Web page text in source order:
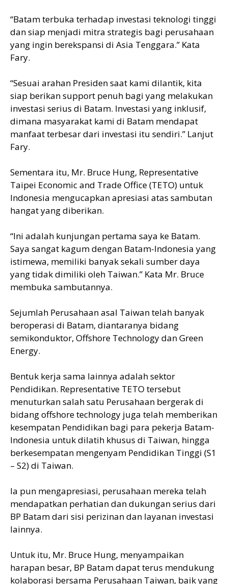
“Batam terbuka terhadap investasi teknologi tinggi
dan siap menjadi mitra strategis bagi perusahaan
yang ingin berekspansi di Asia Tenggara.” Kata
Fary.
“Sesuai arahan Presiden saat kami dilantik, kita
siap berikan support penuh bagi yang melakukan
investasi serius di Batam. Investasi yang inklusif,
dimana masyarakat kami di Batam mendapat
manfaat terbesar dari investasi itu sendiri.” Lanjut
Fary.
Sementara itu, Mr. Bruce Hung, Representative
Taipei Economic and Trade Office (TETO) untuk
Indonesia mengucapkan apresiasi atas sambutan
hangat yang diberikan.
“Ini adalah kunjungan pertama saya ke Batam.
Saya sangat kagum dengan Batam-Indonesia yang
istimewa, memiliki banyak sekali sumber daya
yang tidak dimiliki oleh Taiwan.” Kata Mr. Bruce
membuka sambutannya.
Sejumlah Perusahaan asal Taiwan telah banyak
beroperasi di Batam, diantaranya bidang
semikonduktor, Offshore Technology dan Green
Energy.
Bentuk kerja sama lainnya adalah sektor
Pendidikan. Representative TETO tersebut
menuturkan salah satu Perusahaan bergerak di
bidang offshore technology juga telah memberikan
kesempatan Pendidikan bagi para pekerja Batam-
Indonesia untuk dilatih khusus di Taiwan, hingga
berkesempatan mengenyam Pendidikan Tinggi (S1
– S2) di Taiwan.
Ia pun mengapresiasi, perusahaan mereka telah
mendapatkan perhatian dan dukungan serius dari
BP Batam dari sisi perizinan dan layanan investasi
lainnya.
Untuk itu, Mr. Bruce Hung, menyampaikan
harapan besar, BP Batam dapat terus mendukung
kolaborasi bersama Perusahaan Taiwan, baik yang